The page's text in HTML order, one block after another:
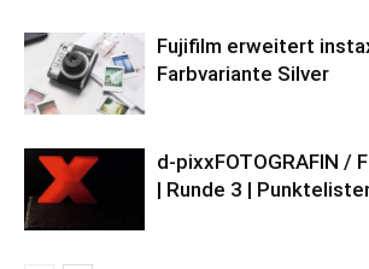
Fujifilm erweitert
Farbvariante Silver
d-pixxFOTOGRAFIN /
| Runde 3 |